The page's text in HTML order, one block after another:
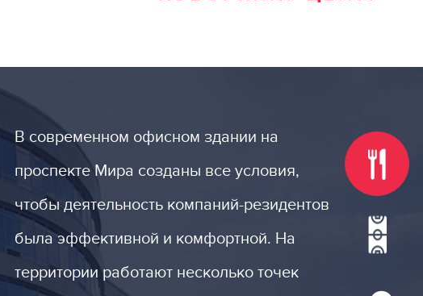
В современном офисном здании на
проспекте Мира созданы все условия,
чтобы деятельность компаний-резидентов
была эффективной и комфортной. На
территории работают несколько точек